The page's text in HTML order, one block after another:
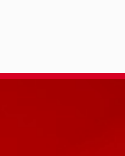
遍认为是AR行业